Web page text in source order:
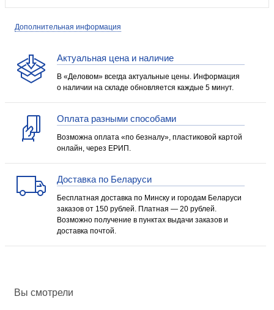
Дополнительная информация
Актуальная цена и наличие
В «Деловом» всегда актуальные цены. Информация
о наличии на складе обновляется каждые 5 минут.
Оплата разными способами
Возможна оплата «по безналу», пластиковой картой
онлайн, через ЕРИП.
Доставка по Беларуси
Бесплатная доставка по Минску и городам Беларуси
заказов от 150 рублей. Платная — 20 рублей.
Возможно получение в пунктах выдачи заказов и
доставка почтой.
Вы смотрели